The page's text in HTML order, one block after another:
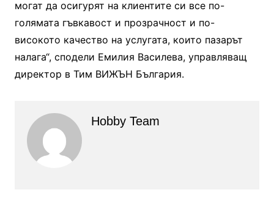
могат да осигурят на клиентите си все по-
голямата гъвкавост и прозрачност и по-
високото качество на услугата, които пазарът
налага“, сподели Емилия Василева, управляващ
директор в Тим ВИЖЪН България.
Hobby Team